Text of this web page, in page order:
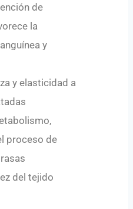
de
la
y
y elasticidad a
proceso de
del tejido